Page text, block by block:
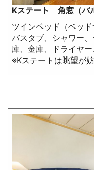
Kステート 角窓（バ
ツインベッド（ベッ
バスタブ、シャワー
庫、金庫、ドライヤ
※Kステートは眺望が